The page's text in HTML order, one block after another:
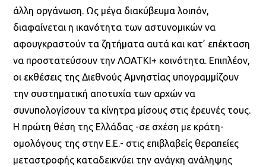
άλλη οργάνωση. Ως μέγα διακύβευμα λοιπόν,
διαφαίνεται η ικανότητα των αστυνομικών να
αφουγκραστούν τα ζητήματα αυτά και κατ’ επέκταση
να προστατεύσουν την ΛΟΑΤΚΙ+ κοινότητα. Επιπλέον,
οι εκθέσεις της Διεθνούς Αμνηστίας υπογραμμίζουν
την συστηματική αποτυχία των αρχών να
συνυπολογίσουν τα κίνητρα μίσους στις έρευνές τους.
Η πρώτη θέση της Ελλάδας -σε σχέση με κράτη-
ομολόγους της στην Ε.Ε.- στις επιβλαβείς θεραπείες
μεταστροφής καταδεικνύει την ανάγκη ανάληψης